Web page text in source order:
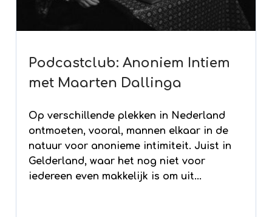
Podcastclub: Anoniem Intiem
met Maarten Dallinga
Op verschillende plekken in Nederland
ontmoeten, vooral, mannen elkaar in de
natuur voor anonieme intimiteit. Juist in
Gelderland, waar het nog niet voor
iedereen even makkelijk is om uit...